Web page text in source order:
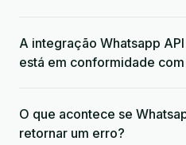
A integração Whatsapp
está em conformidade com
O que acontece se
retornar um erro?